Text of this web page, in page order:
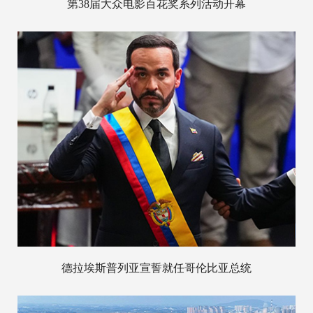
第38届大众电影百花奖系列活动开幕
德拉埃斯普列亚宣誓就任哥伦比亚总统